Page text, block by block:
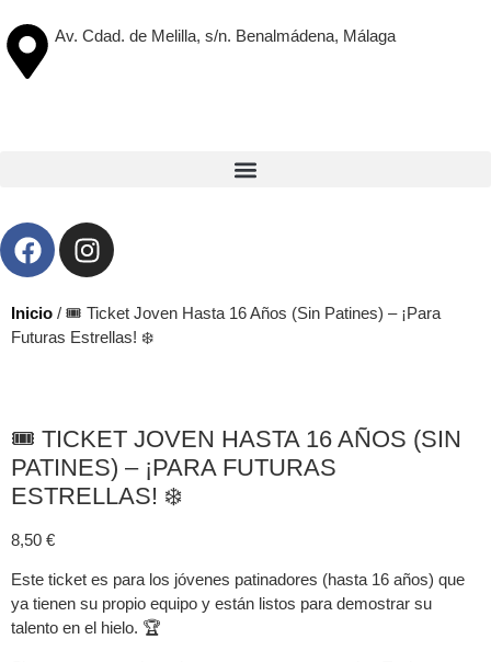
Av. Cdad. de Melilla, s/n. Benalmádena, Málaga
Inicio / 🎟️ Ticket Joven Hasta 16 Años (Sin Patines) – ¡Para
Futuras Estrellas! ❄️
🎟️ TICKET JOVEN HASTA 16 AÑOS (SIN
PATINES) – ¡PARA FUTURAS
ESTRELLAS! ❄️
8,50 €
Este ticket es para los jóvenes patinadores (hasta 16 años) que
ya tienen su propio equipo y están listos para demostrar su
talento en el hielo. 🏆